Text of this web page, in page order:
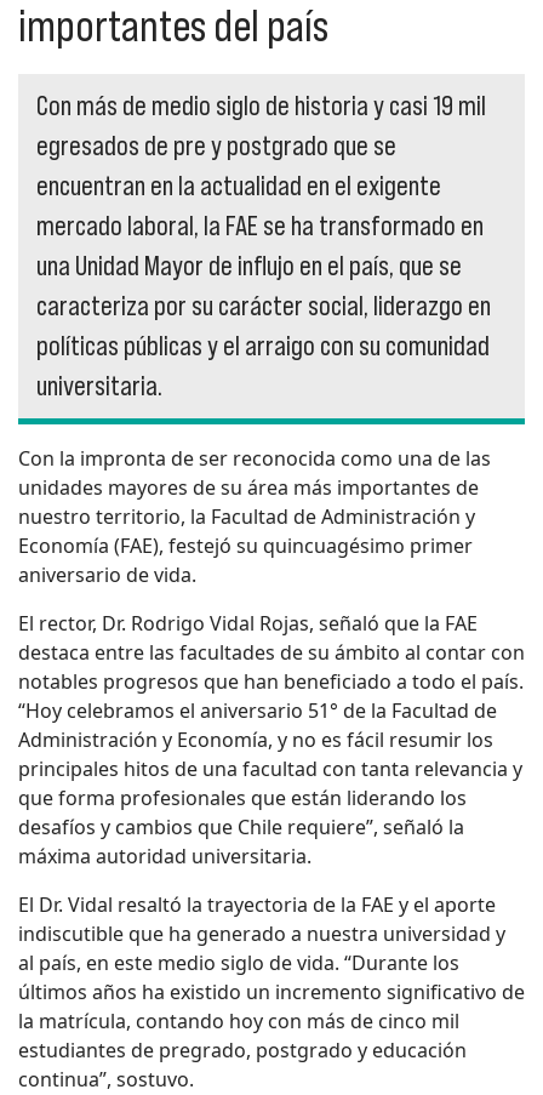
importantes del país
Con más de medio siglo de historia y casi 19 mil
egresados de pre y postgrado que se
encuentran en la actualidad en el exigente
mercado laboral, la FAE se ha transformado en
una Unidad Mayor de influjo en el país, que se
caracteriza por su carácter social, liderazgo en
políticas públicas y el arraigo con su comunidad
universitaria.
Con la impronta de ser reconocida como una de las
unidades mayores de su área más importantes de
nuestro territorio, la Facultad de Administración y
Economía (FAE), festejó su quincuagésimo primer
aniversario de vida.
El rector, Dr. Rodrigo Vidal Rojas, señaló que la FAE
destaca entre las facultades de su ámbito al contar con
notables progresos que han beneficiado a todo el país.
“Hoy celebramos el aniversario 51° de la Facultad de
Administración y Economía, y no es fácil resumir los
principales hitos de una facultad con tanta relevancia y
que forma profesionales que están liderando los
desafíos y cambios que Chile requiere”, señaló la
máxima autoridad universitaria.
El Dr. Vidal resaltó la trayectoria de la FAE y el aporte
indiscutible que ha generado a nuestra universidad y
al país, en este medio siglo de vida. “Durante los
últimos años ha existido un incremento significativo de
la matrícula, contando hoy con más de cinco mil
estudiantes de pregrado, postgrado y educación
continua”, sostuvo.